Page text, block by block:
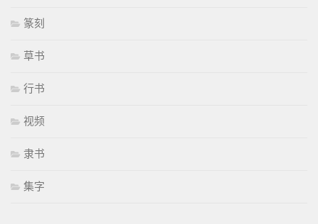
篆刻
草书
行书
视频
隶书
集字